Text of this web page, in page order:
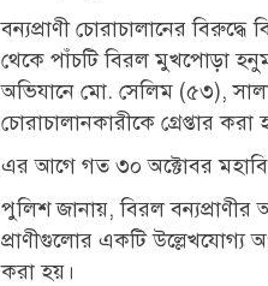
বন্যপ্রাণী চোরাচালানের
থেকে পাঁচটি বিরল মুখপোড়া
অভিযানে মো. সেলিম (৫৩),
চোরাচালানকারীকে গ্রেপ্তার করা
এর আগে গত ৩০ অক্টোবর
পুলিশ জানায়, বিরল বন্যপ্রাণীর
প্রাণীগুলোর একটি উল্লেখযোগ্য
করা হয়।